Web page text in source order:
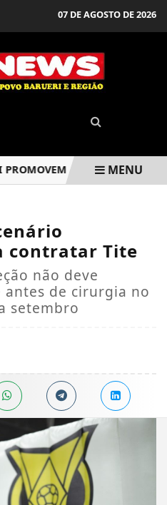
07 DE AGOSTO DE 2026
AÇÕES DE INCENTIVO
MENU
contratar Tite
não deve
de cirurgia no
setembro